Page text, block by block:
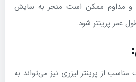
و مداوم ممکن است منجر به سایش
عمر پرینتر شود.
از پرینتر لیزری نیز می‌تواند به